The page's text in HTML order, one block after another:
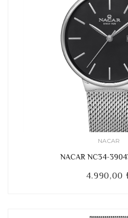
NACAR
NACAR NC34-
4.990,00